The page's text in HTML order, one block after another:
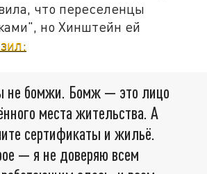
что переселенцы
но Хинштейн ей
не бомжи. Бомж — это лицо
места жительства. А
сертификаты и жильё.
— я не доверяю всем